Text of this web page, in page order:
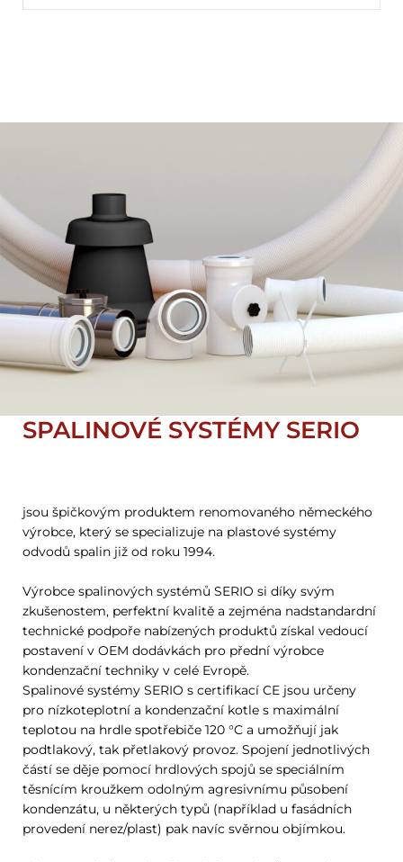
SPALINOVÉ SYSTÉMY SERIO
jsou špičkovým produktem renomovaného německého
výrobce, který se specializuje na plastové systémy
odvodů spalin již od roku 1994.
Výrobce spalinových systémů SERIO si díky svým
zkušenostem, perfektní kvalitě a zejména nadstandardní
technické podpoře nabízených produktů získal vedoucí
postavení v OEM dodávkách pro přední výrobce
kondenzační techniky v celé Evropě.
Spalinové systémy SERIO s certifikací CE jsou určeny
pro nízkoteplotní a kondenzační kotle s maximální
teplotou na hrdle spotřebiče 120 °C a umožňují jak
podtlakový, tak přetlakový provoz. Spojení jednotlivých
částí se děje pomocí hrdlových spojů se speciálním
těsnícím kroužkem odolným agresivnímu působení
kondenzátu, u některých typů (například u fasádních
provedení nerez/plast) pak navíc svěrnou objímkou.